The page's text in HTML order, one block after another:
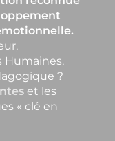
Humaines,
?
et les
« clé en